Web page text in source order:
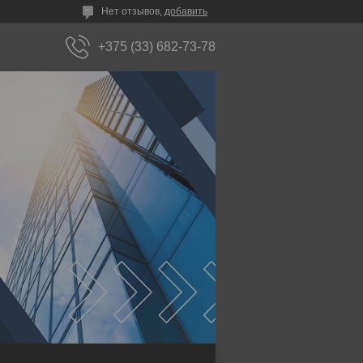
Нет отзывов, добавить
+375 (33) 682-73-78